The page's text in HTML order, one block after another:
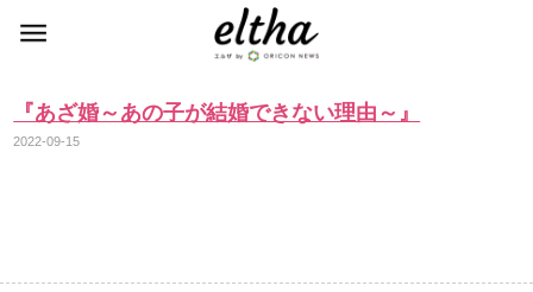
『あざ婚～あの子が結婚できない理由～』
2022-09-15